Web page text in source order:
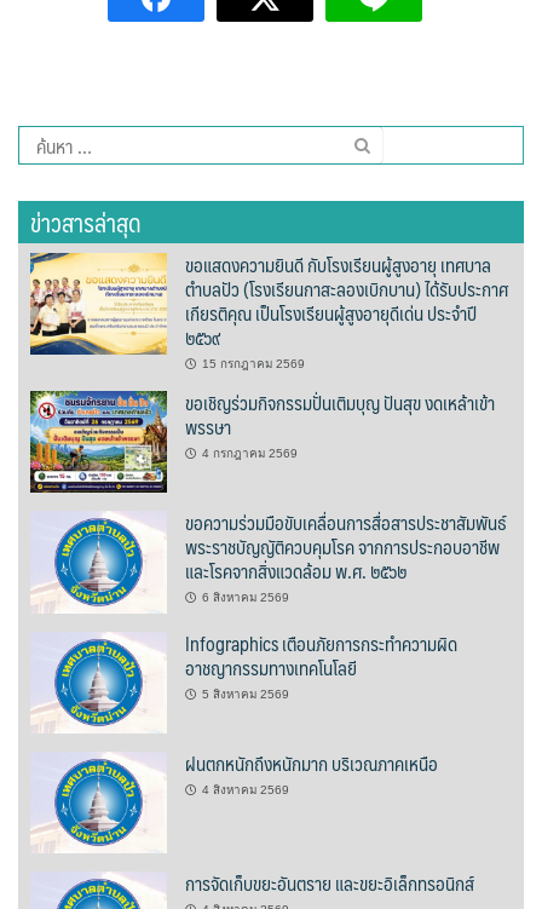
นะลาวิวรีสอร์ท
น่านปัว รีสอร์ท
นาไผ่ปัววิว
บวกบัววิวรีสอร์ท
บ้านกังหัน @ ปัวคอทเทจ
บ้านต้นคูณ
บ้านนาโฮมสเตย์
บ้านปัว ปลายนา
บ้านพักชมดอย
บ้านยลญภา
บ้านริมทุ่งรีสอร์ท
บ้านสวนศรีสุขโฮมสเตย์
บ้านฮิมนาปัว
บ้านไม้ปลายนา
ค้นหา
สำหรับ:
ข่าวสารล่าสุด
ขอแสดงความยินดี กับโรงเรียนผู้สูงอายุ เทศบาล
ตำบลปัว (โรงเรียนกาสะลองเบิกบาน) ได้รับประกาศ
เกียรติคุณ เป็นโรงเรียนผู้สูงอายุดีเด่น ประจำปี
๒๕๖๙
15 กรกฎาคม 2569
ขอเชิญร่วมกิจกรรมปั่นเติมบุญ ปันสุข งดเหล้าเข้า
พรรษา
4 กรกฎาคม 2569
ขอความร่วมมือขับเคลื่อนการสื่อสารประชาสัมพันธ์
พระราชบัญญัติควบคุมโรค จากการประกอบอาชีพ
และโรคจากสิ่งแวดล้อม พ.ศ. ๒๕๖๒
6 สิงหาคม 2569
Infographics เตือนภัยการกระทำความผิด
อาชญากรรมทางเทคโนโลยี
5 สิงหาคม 2569
ฝนตกหนักถึงหนักมาก บริเวณภาคเหนือ
4 สิงหาคม 2569
การจัดเก็บขยะอันตราย และขยะอิเล็กทรอนิกส์